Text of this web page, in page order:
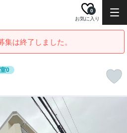
お気に入り
0
集は終了しました。
0